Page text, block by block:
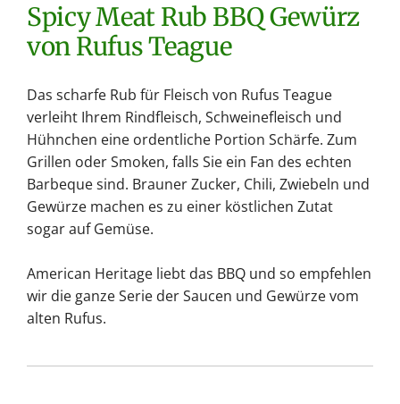
.
Spicy Meat Rub BBQ Gewürz
von Rufus Teague
Das scharfe Rub für Fleisch von Rufus Teague
verleiht Ihrem Rindfleisch, Schweinefleisch und
Hühnchen eine ordentliche Portion Schärfe. Zum
Grillen oder Smoken, falls Sie ein Fan des echten
Barbeque sind. Brauner Zucker, Chili, Zwiebeln und
Gewürze machen es zu einer köstlichen Zutat
sogar auf Gemüse.
American Heritage liebt das BBQ und so empfehlen
wir die ganze Serie der Saucen und Gewürze vom
alten Rufus.